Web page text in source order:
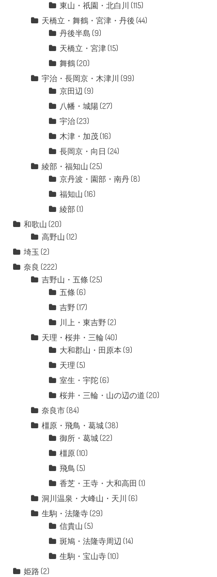
東山・祇園・北白川 (115)
天橋立・舞鶴・宮津・丹後 (44)
丹後半島 (9)
天橋立・宮津(15)
舞鶴(20)
宇治・長岡京・木津川 (99)
京田辺 (9)
八幡・城陽 (27)
宇治(23)
木津・加茂(16)
長岡京・向日 (24)
綾部・福知山 (25)
京丹波・園部・南丹(8)
福知山 (16)
綾部 (1)
和歌山 (20)
高野山 (12)
埼玉 (2)
奈良 (222)
吉野山・五條 (25)
五條 (6)
吉野 (17)
川上・東吉野 (2)
天理・桜井・三輪 (40)
大和郡山・田原本 (9)
天理 (5)
室生・宇陀(6)
桜井・三輪・山の辺の道 (20)
奈良市(84)
橿原・飛鳥・葛城(38)
御所・葛城(22)
橿原(10)
飛鳥 (5)
香芝・王寺・大和高田 (1)
洞川温泉・大峰山・天川 (6)
生駒・法隆寺(29)
信貴山 (5)
斑鳩・法隆寺周辺 (14)
生駒・宝山寺(10)
姫路 (2)